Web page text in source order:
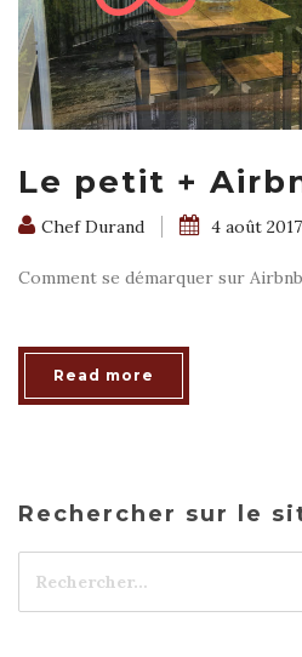
Le petit +
Chef Durand 4 août 2017
Comment se démarquer sur
Read more
Rechercher sur le